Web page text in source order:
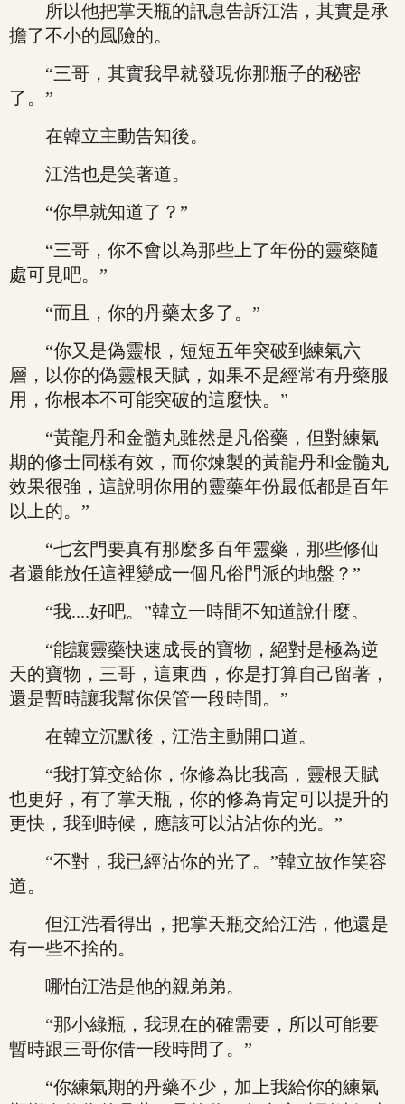
所以他把掌天瓶的訊息告訴江浩，其實是承
擔了不小的風險的。
“三哥，其實我早就發現你那瓶子的秘密
了。”
在韓立主動告知後。
江浩也是笑著道。
“你早就知道了？”
“三哥，你不會以為那些上了年份的靈藥隨
處可見吧。”
“而且，你的丹藥太多了。”
“你又是偽靈根，短短五年突破到練氣六
層，以你的偽靈根天賦，如果不是經常有丹藥服
用，你根本不可能突破的這麼快。”
“黃龍丹和金髓丸雖然是凡俗藥，但對練氣
期的修士同樣有效，而你煉製的黃龍丹和金髓丸
效果很強，這說明你用的靈藥年份最低都是百年
以上的。”
“七玄門要真有那麼多百年靈藥，那些修仙
者還能放任這裡變成一個凡俗門派的地盤？”
“我....好吧。”韓立一時間不知道說什麼。
“能讓靈藥快速成長的寶物，絕對是極為逆
天的寶物，三哥，這東西，你是打算自己留著，
還是暫時讓我幫你保管一段時間。”
在韓立沉默後，江浩主動開口道。
“我打算交給你，你修為比我高，靈根天賦
也更好，有了掌天瓶，你的修為肯定可以提升的
更快，我到時候，應該可以沾沾你的光。”
“不對，我已經沾你的光了。”韓立故作笑容
道。
但江浩看得出，把掌天瓶交給江浩，他還是
有一些不捨的。
哪怕江浩是他的親弟弟。
“那小綠瓶，我現在的確需要，所以可能要
暫時跟三哥你借一段時間了。”
“你練氣期的丹藥不少，加上我給你的練氣